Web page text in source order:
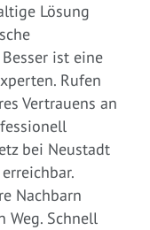
Lösung
ist eine
Rufen
Vertrauens an
bei Neustadt
Nachbarn
Weg. Schnell